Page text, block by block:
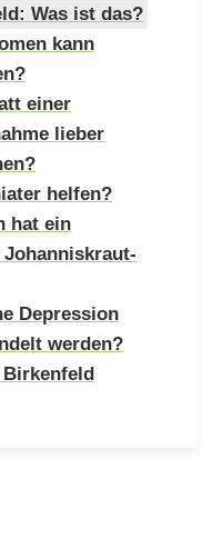
Was ist das?
kann
einer
lieber
helfen?
hat ein
Depression
werden?